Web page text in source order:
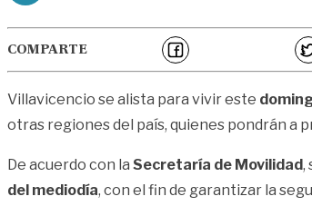
COMPARTE
Villavicencio se alista para vivir este
otras regiones del país, quienes pondrán a
De acuerdo con la Secretaría de Movilidad,
del mediodía, con el fin de garantizar la